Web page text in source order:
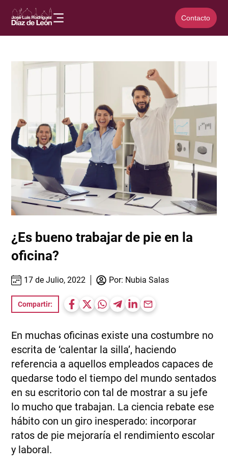
Contacto
¿Es bueno trabajar de pie en la
oficina?
17 de Julio, 2022 Por: Nubia Salas
Compartir:
En muchas oficinas existe una costumbre no
escrita de ‘calentar la silla’, haciendo
referencia a aquellos empleados capaces de
quedarse todo el tiempo del mundo sentados
en su escritorio con tal de mostrar a su jefe
lo mucho que trabajan. La ciencia rebate ese
hábito con un giro inesperado: incorporar
ratos de pie mejoraría el rendimiento escolar
y laboral.